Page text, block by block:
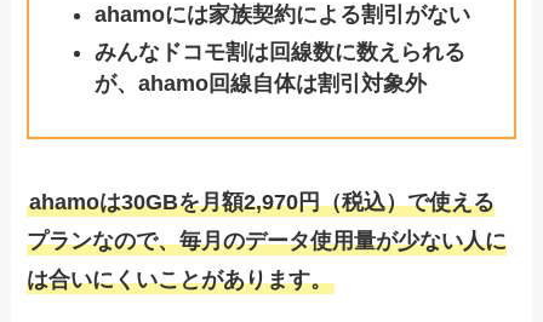
ahamoには家族契約による割引がない
みんなドコモ割は回線数に数えられる
が、ahamo回線自体は割引対象外
ahamoは30GBを月額2,970円（税込）で使える
プランなので、毎月のデータ使用量が少ない人に
は合いにくいことがあります。